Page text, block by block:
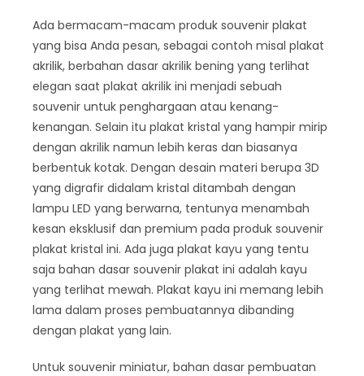
Ada bermacam-macam produk souvenir plakat
yang bisa Anda pesan, sebagai contoh misal plakat
akrilik, berbahan dasar akrilik bening yang terlihat
elegan saat plakat akrilik ini menjadi sebuah
souvenir untuk penghargaan atau kenang-
kenangan. Selain itu plakat kristal yang hampir mirip
dengan akrilik namun lebih keras dan biasanya
berbentuk kotak. Dengan desain materi berupa 3D
yang digrafir didalam kristal ditambah dengan
lampu LED yang berwarna, tentunya menambah
kesan eksklusif dan premium pada produk souvenir
plakat kristal ini. Ada juga plakat kayu yang tentu
saja bahan dasar souvenir plakat ini adalah kayu
yang terlihat mewah. Plakat kayu ini memang lebih
lama dalam proses pembuatannya dibanding
dengan plakat yang lain.
Untuk souvenir miniatur, bahan dasar pembuatan